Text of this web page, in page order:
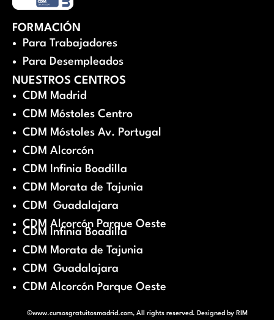
FORMACIÓN
Para Trabajadores
Para Desempleados
NUESTROS CENTROS
CDM Madrid
CDM Móstoles Centro
CDM Móstoles Av. Portugal
CDM Alcorcón
CDM Infinia Boadilla
CDM Morata de Tajunia
CDM Guadalajara
CDM Alcorcón Parque Oeste
CDM Infinia Boadilla
CDM Morata de Tajunia
CDM Guadalajara
CDM Alcorcón Parque Oeste
©www.cursosgratuitosmadrid.com, All rights reserved. Designed by RIM